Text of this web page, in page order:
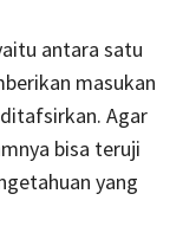
antara satu
masukan
Agar
bisa teruji
yang